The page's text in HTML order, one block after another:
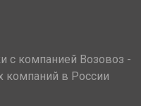
с компанией Возовоз -
компаний в России